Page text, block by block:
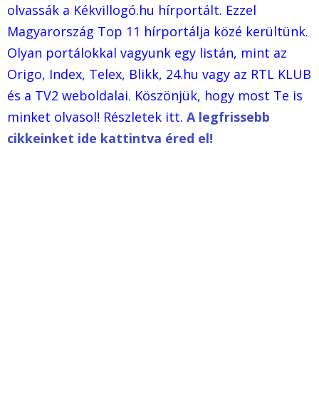
olvassák a Kékvillogó.hu hírportált. Ezzel
Magyarország Top 11 hírportálja közé kerültünk.
Olyan portálokkal vagyunk egy listán, mint az
Origo, Index, Telex, Blikk, 24.hu vagy az RTL KLUB
és a TV2 weboldalai. Köszönjük, hogy most Te is
minket olvasol! Részletek itt. A legfrissebb
cikkeinket ide kattintva éred el!